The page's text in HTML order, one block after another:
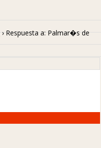
› Respuesta a: Palmar�s de